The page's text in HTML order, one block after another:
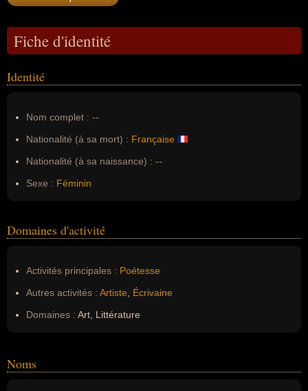
Fiche d'identité
Identité
Nom complet : --
Nationalité (à sa mort) : Française
Nationalité (à sa naissance) : --
Sexe : Féminin
Domaines d'activité
Activités principales : Poétesse
Autres activités : Artiste
Écrivaine
Domaines : Art, Littérature
Noms